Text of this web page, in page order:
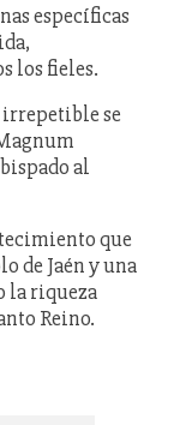
específicas
los fieles.
irrepetible se
al
que
de Jaén y una
la riqueza
Reino.